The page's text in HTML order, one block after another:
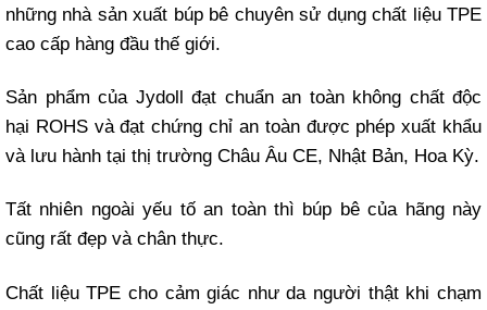
những nhà sản xuất búp bê chuyên sử dụng chất liệu TPE
cao cấp hàng đầu thế giới.
Sản phẩm của Jydoll đạt chuẩn an toàn không chất độc
hại ROHS và đạt chứng chỉ an toàn được phép xuất khẩu
và lưu hành tại thị trường Châu Âu CE, Nhật Bản, Hoa Kỳ.
Tất nhiên ngoài yếu tố an toàn thì búp bê của hãng này
cũng rất đẹp và chân thực.
Chất liệu TPE cho cảm giác như da người thật khi chạm